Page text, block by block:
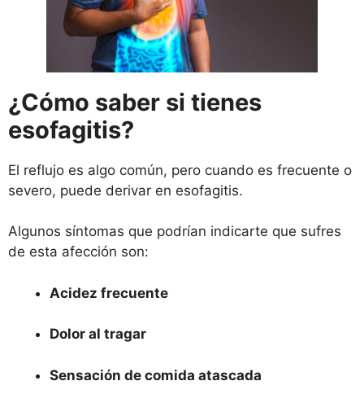
¿Cómo saber si tienes
esofagitis?
El reflujo es algo común, pero cuando es frecuente o
severo, puede derivar en esofagitis.
Algunos síntomas que podrían indicarte que sufres
de esta afección son:
Acidez frecuente
Dolor al tragar
Sensación de comida atascada